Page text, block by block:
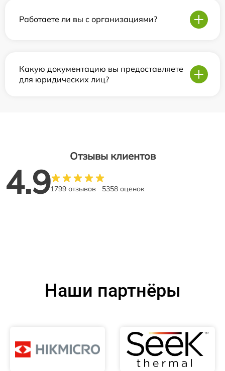
Работаете ли вы с организациями?
Какую документацию вы предоставляете
для юридических лиц?
Отзывы клиентов
4.91799 отзывов 5358 оценок
Наши партнёры